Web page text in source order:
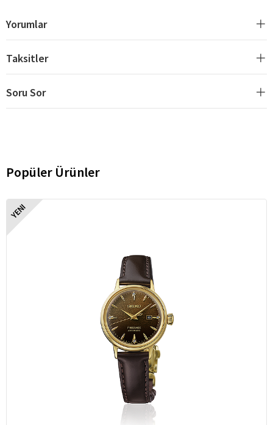
Yorumlar
Taksitler
Soru Sor
Popüler Ürünler
YENI